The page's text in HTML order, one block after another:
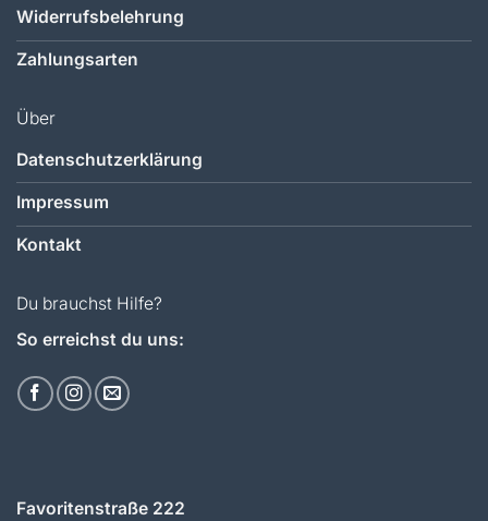
Widerrufsbelehrung
Zahlungsarten
Über
Datenschutzerklärung
Impressum
Kontakt
Du brauchst Hilfe?
So erreichst du uns:
Favoritenstraße 222